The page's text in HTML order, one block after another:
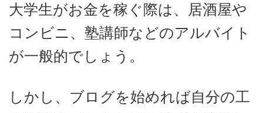
大学生がお金を稼ぐ際は、居酒屋や
コンビニ、塾講師などのアルバイト
が一般的でしょう。
しかし、ブログを始めれば自分の工